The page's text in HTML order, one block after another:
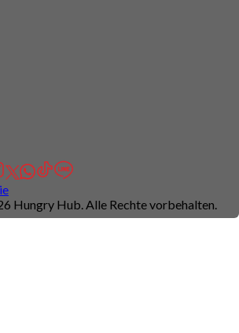
Hungry Hub. Alle Rechte vorbehalten.